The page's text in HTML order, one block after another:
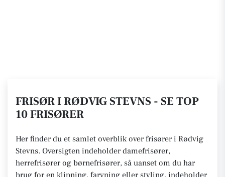
FRISØR I RØDVIG STEVNS - SE TOP
10 FRISØRER
Her finder du et samlet overblik over frisører i Rødvig
Stevns. Oversigten indeholder damefrisører,
herrefrisører og børnefrisører, så uanset om du har
brug for en klipning, farvning eller styling, indeholder